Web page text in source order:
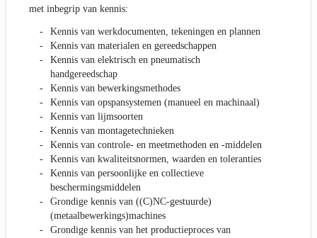
met inbegrip van kennis:
Kennis van werkdocumenten, tekeningen en plannen
Kennis van materialen en gereedschappen
Kennis van elektrisch en pneumatisch
handgereedschap
Kennis van bewerkingsmethodes
Kennis van opspansystemen (manueel en machinaal)
Kennis van lijmsoorten
Kennis van montagetechnieken
Kennis van controle- en meetmethoden en -middelen
Kennis van kwaliteitsnormen, waarden en toleranties
Kennis van persoonlijke en collectieve
beschermingsmiddelen
Grondige kennis van ((C)NC-gestuurde)
(metaalbewerkings)machines
Grondige kennis van het productieproces van